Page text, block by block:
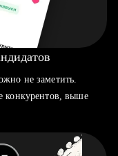
не заметить.
конкурентов, выше